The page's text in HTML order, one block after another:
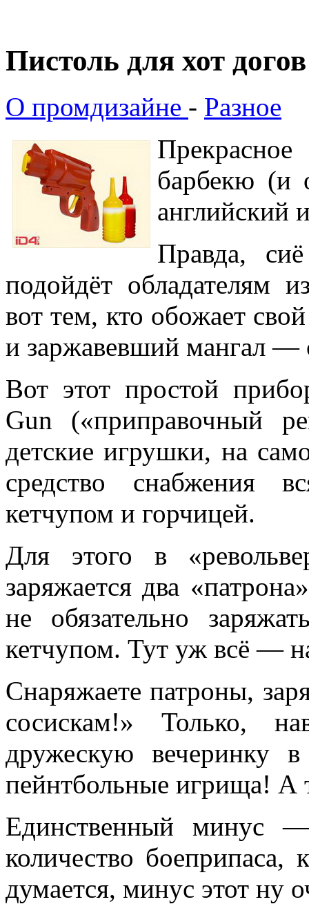
Пистоль для хот догов
О промдизайне - Разное
барбекю (и
английский
Правда,
подойдёт обладателям
вот тем, кто обожает
и заржавевший мангал —
Вот этот простой
Gun («приправочный
детские игрушки, на
средство снабжения
кетчупом и горчицей.
Для этого в
заряжается два
не обязательно
кетчупом. Тут уж всё —
Снаряжаете патроны,
сосискам!» Только,
дружескую вечеринку
пейнтбольные игрища! А
Единственный минус —
количество
думается, минус этот ну